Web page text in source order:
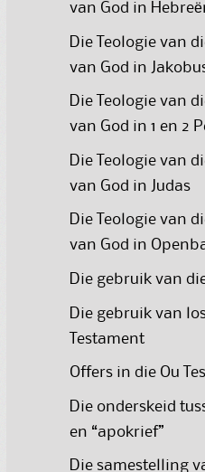
van God in
Die Teologie van
van God in
Die Teologie van
van God in 1 en 2
Die Teologie van
van God in Judas
Die Teologie van
van God in
Die gebruik van
Die gebruik van
Testament
Offers in die Ou
Die onderskeid
en “apokrief”
Die samestelling